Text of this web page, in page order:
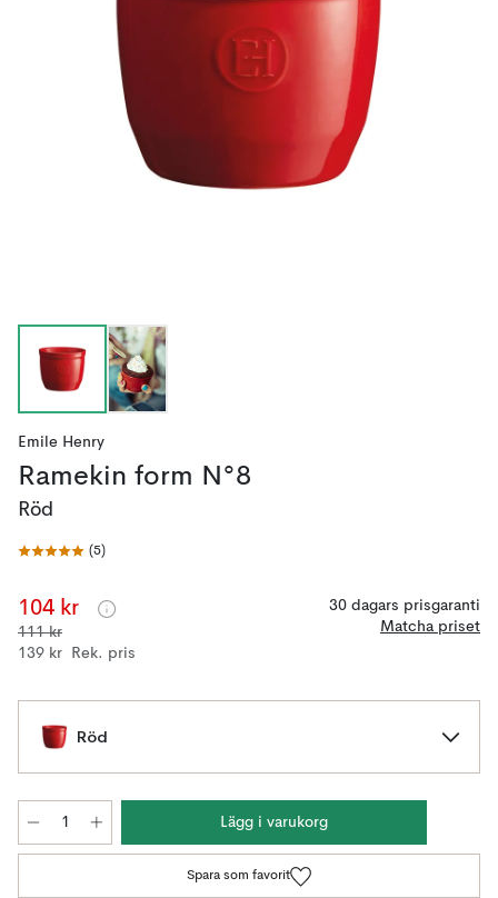
Emile Henry
Ramekin form N°8
Röd
(5)
104 kr
111 kr
139 kr
Rek. pris
30 dagars prisgaranti
Matcha priset
Röd
Lägg i varukorg
Spara som favorit